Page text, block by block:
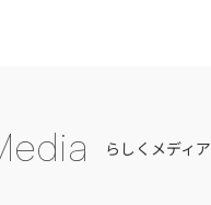
らしくメディア